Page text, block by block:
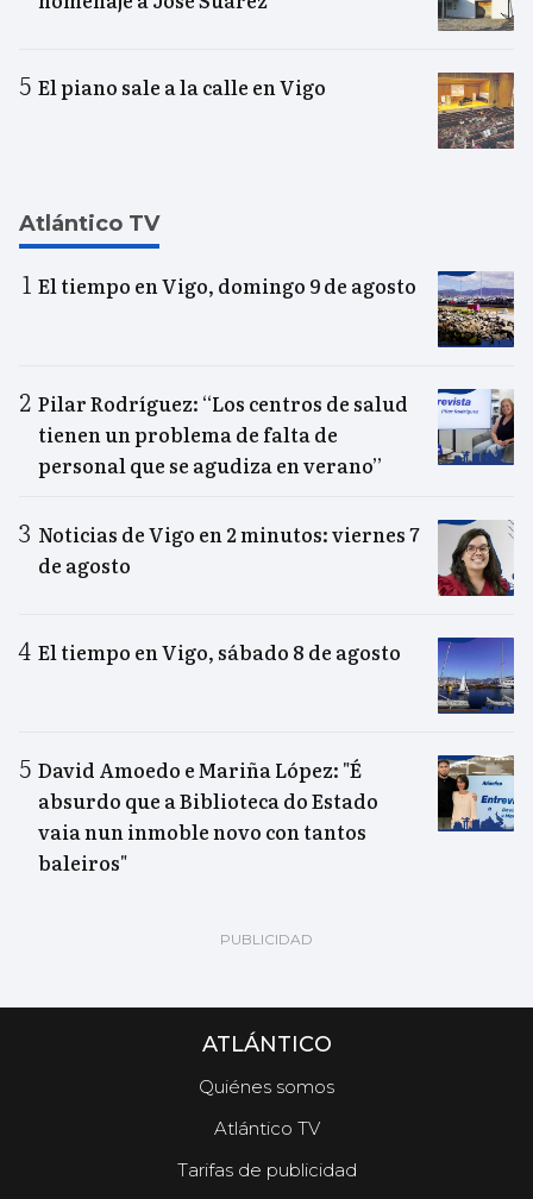
El piano sale a la calle en Vigo
Atlántico TV
El tiempo en Vigo, domingo 9 de agosto
Pilar Rodríguez: “Los centros de salud
tienen un problema de falta de
personal que se agudiza en verano”
Noticias de Vigo en 2 minutos: viernes 7
de agosto
El tiempo en Vigo, sábado 8 de agosto
David Amoedo e Mariña López: "É
absurdo que a Biblioteca do Estado
vaia nun inmoble novo con tantos
baleiros"
ATLÁNTICO
Quiénes somos
Atlántico TV
Tarifas de publicidad